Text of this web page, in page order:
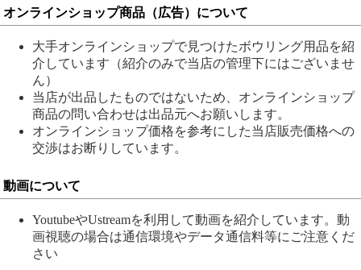
オンラインショップ商品（広告）について
大手オンラインショップで見つけたボウリング用品を紹
介しています（紹介のみで当店の管理下にはございませ
ん）
当店が出品したものではないため、オンラインショップ
商品の問い合わせは出品元へお願いします。
オンラインショップ価格を参考にした当店販売価格への
交渉はお断りしています。
動画について
YoutubeやUstreamを利用して動画を紹介しています。動
画視聴の場合は通信環境やデータ通信料等にご注意くだ
さい